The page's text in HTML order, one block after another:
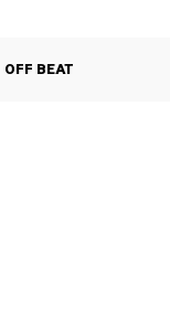
OFF BEAT